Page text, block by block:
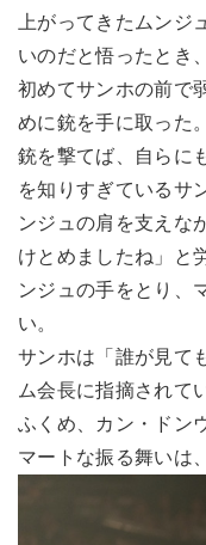
上がってきたムンジ
いのだと悟ったとき
初めてサンホの前で
めに銃を手に取った。
銃を撃てば、自らに
を知りすぎているサ
ンジュの肩を支えな
けとめましたね」と
ンジュの手をとり、
い。
サンホは「誰が見て
ム会長に指摘されて
ふくめ、カン・ドン
マートな振る舞いは